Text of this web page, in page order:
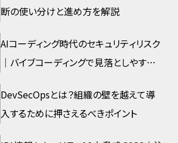
断の使い分けと進め方を解説
AIコーディング時代のセキュリティリスク
｜バイブコーディングで見落としやすい
DevSecOpsとは？組織の壁を越えて導
入するために押さえるべきポイント